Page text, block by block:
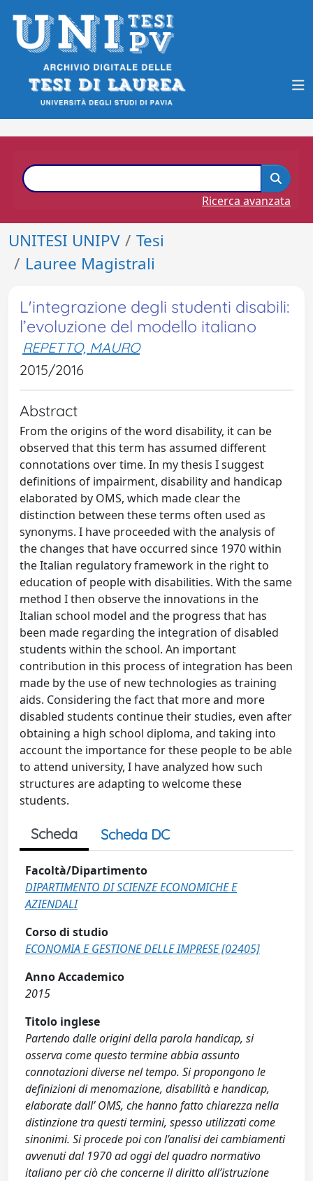
Ricerca avanzata
UNITESI UNIPV
Tesi
Lauree Magistrali
L'integrazione degli studenti disabili:
l’evoluzione del modello italiano
REPETTO, MAURO
2015/2016
Abstract
From the origins of the word disability, it can be
observed that this term has assumed different
connotations over time. In my thesis I suggest
definitions of impairment, disability and handicap
elaborated by OMS, which made clear the
distinction between these terms often used as
synonyms. I have proceeded with the analysis of
the changes that have occurred since 1970 within
the Italian regulatory framework in the right to
education of people with disabilities. With the same
method I then observe the innovations in the
Italian school model and the progress that has
been made regarding the integration of disabled
students within the school. An important
contribution in this process of integration has been
made by the use of new technologies as training
aids. Considering the fact that more and more
disabled students continue their studies, even after
obtaining a high school diploma, and taking into
account the importance for these people to be able
to attend university, I have analyzed how such
structures are adapting to welcome these
students.
Scheda Scheda DC
Facoltà/Dipartimento
DIPARTIMENTO DI SCIENZE ECONOMICHE E
AZIENDALI
Corso di studio
ECONOMIA E GESTIONE DELLE IMPRESE [02405]
Anno Accademico
2015
Titolo inglese
Partendo dalle origini della parola handicap, si
osserva come questo termine abbia assunto
connotazioni diverse nel tempo. Si propongono le
definizioni di menomazione, disabilità e handicap,
elaborate dall’ OMS, che hanno fatto chiarezza nella
distinzione tra questi termini, spesso utilizzati come
sinonimi. Si procede poi con l’analisi dei cambiamenti
avvenuti dal 1970 ad oggi del quadro normativo
italiano per ciò che concerne il diritto all’istruzione